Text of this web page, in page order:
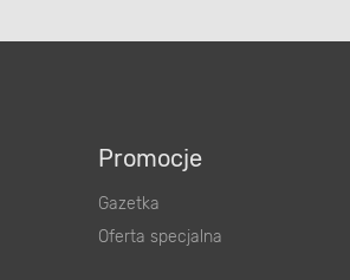
Promocje
Gazetka
Oferta specjalna